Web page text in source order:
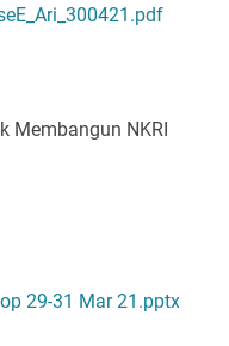
Membangun NKRI
29-31 Mar 21.pptx